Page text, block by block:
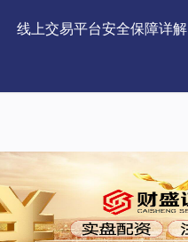
线上交易平台安全保障详解